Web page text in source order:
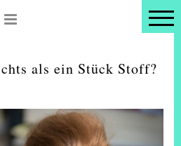
als ein Stück Stoff?